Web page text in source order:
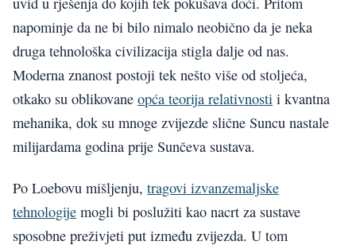
napominje da ne bi bilo nimalo neobično da je neka
druga tehnološka civilizacija stigla dalje od nas.
Moderna znanost postoji tek nešto više od stoljeća,
otkako su oblikovane opća teorija relativnosti i kvantna
mehanika, dok su mnoge zvijezde slične Suncu nastale
milijardama godina prije Sunčeva sustava.
Po Loebovu mišljenju, tragovi izvanzemaljske
tehnologije mogli bi poslužiti kao nacrt za sustave
sposobne preživjeti put između zvijezda. U tom